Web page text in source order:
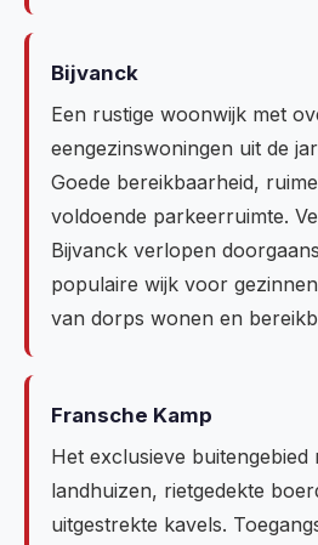
Bijvanck
Een rustige woonwijk met
eengezinswoningen uit de
Goede bereikbaarheid,
voldoende parkeerruimte.
Bijvanck verlopen
populaire wijk voor
van dorps wonen en
Fransche Kamp
Het exclusieve buitengebied
landhuizen, rietgedekte
uitgestrekte kavels.